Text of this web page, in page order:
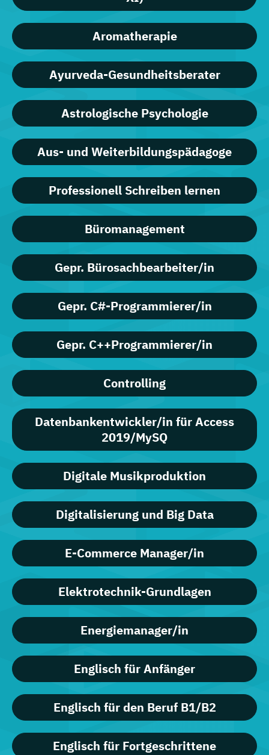
Aromatherapie
Ayurveda-Gesundheitsberater
Astrologische Psychologie
Aus- und Weiterbildungspädagoge
Professionell Schreiben lernen
Büromanagement
Gepr. Bürosachbearbeiter/in
Gepr. C#-Programmierer/in
Gepr. C++Programmierer/in
Controlling
Datenbankentwickler/in für Access
2019/MySQ
Digitale Musikproduktion
Digitalisierung und Big Data
E-Commerce Manager/in
Elektrotechnik-Grundlagen
Energiemanager/in
Englisch für Anfänger
Englisch für den Beruf B1/B2
Englisch für Fortgeschrittene